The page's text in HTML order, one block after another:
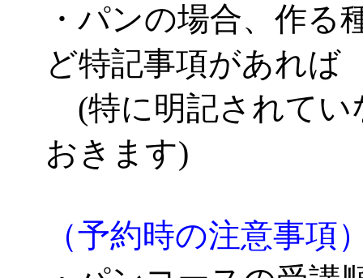
・パンの場合、作る
ど特記事項があれば
(特に明記されてい
おきます)
（予約時の注意事項